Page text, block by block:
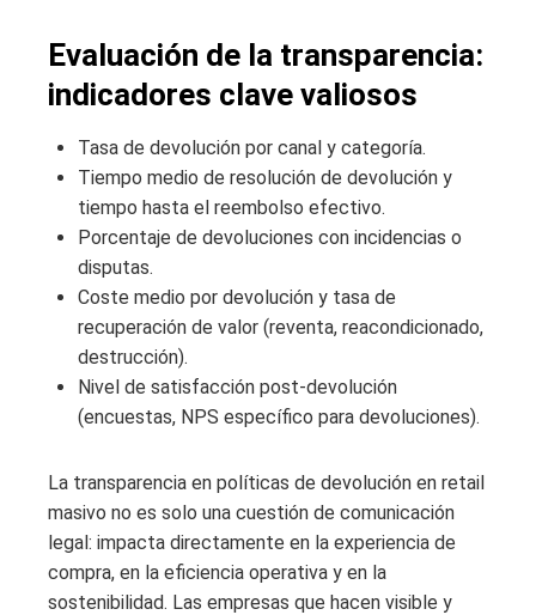
Evaluación de la transparencia:
indicadores clave valiosos
Tasa de devolución por canal y categoría.
Tiempo medio de resolución de devolución y
tiempo hasta el reembolso efectivo.
Porcentaje de devoluciones con incidencias o
disputas.
Coste medio por devolución y tasa de
recuperación de valor (reventa, reacondicionado,
destrucción).
Nivel de satisfacción post-devolución
(encuestas, NPS específico para devoluciones).
La transparencia en políticas de devolución en retail
masivo no es solo una cuestión de comunicación
legal: impacta directamente en la experiencia de
compra, en la eficiencia operativa y en la
sostenibilidad. Las empresas que hacen visible y